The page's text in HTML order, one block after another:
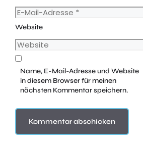
Website
Name, E-Mail-Adresse und Website
in diesem Browser für meinen
nächsten Kommentar speichern.